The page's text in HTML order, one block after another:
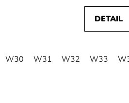
DETAIL
W30 W31 W32 W33